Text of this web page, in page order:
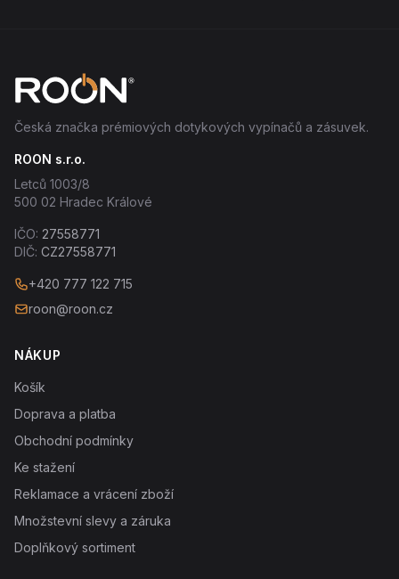
Česká značka prémiových dotykových vypínačů a zásuvek.
ROON s.r.o.
Letců 1003/8
500 02 Hradec Králové
IČO: 27558771
DIČ: CZ27558771
+420 777 122 715
roon@roon.cz
NÁKUP
Košík
Doprava a platba
Obchodní podmínky
Ke stažení
Reklamace a vrácení zboží
Množstevní slevy a záruka
Doplňkový sortiment